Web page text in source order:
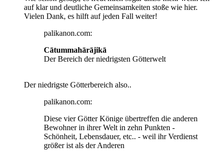
auf klar und deutliche Gemeinsamkeiten stoße wie hier.
Vielen Dank, es hilft auf jeden Fall weiter!
palikanon.com:
Cātummahārājikā
Der Bereich der niedrigsten Götterwelt
Der niedrigste Götterbereich also..
palikanon.com:
Diese vier Götter Könige übertreffen die anderen
Bewohner in ihrer Welt in zehn Punkten -
Schönheit, Lebensdauer, etc.. - weil ihr Verdienst
größer ist als der Anderen